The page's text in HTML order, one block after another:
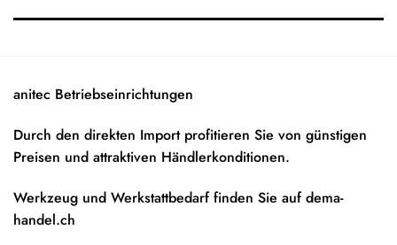
anitec Betriebseinrichtungen
Durch den direkten Import profitieren Sie von günstigen
Preisen und attraktiven Händlerkonditionen.
Werkzeug und Werkstattbedarf finden Sie aufdema-
handel.ch